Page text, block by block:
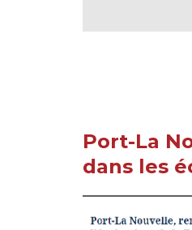
Port-La
dans les